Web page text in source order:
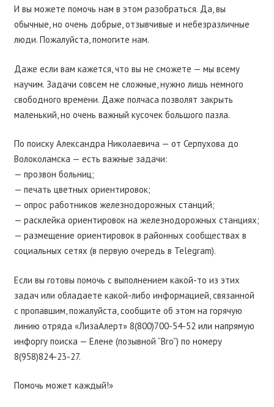
И вы можете помочь нам в этом разобраться. Да, вы
обычные, но очень добрые, отзывчивые и небезразличные
люди. Пожалуйста, помогите нам.
Даже если вам кажется, что вы не сможете — мы всему
научим. Задачи совсем не сложные, нужно лишь немного
свободного времени. Даже полчаса позволят закрыть
маленький, но очень важный кусочек большого пазла.
По поиску Александра Николаевича — от Серпухова до
Волоколамска — есть важные задачи:
— прозвон больниц;
— печать цветных ориентировок;
— опрос работников железнодорожных станций;
— расклейка ориентировок на железнодорожных станциях;
— размещение ориентировок в районных сообществах в
социальных сетях (в первую очередь в Telegram).
Если вы готовы помочь с выполнением какой-то из этих
задач или обладаете какой-либо информацией, связанной
с пропавшим, пожалуйста, сообщите об этом на горячую
линию отряда «ЛизаАлерт» 8(800)700-54-52 или напрямую
инфоргу поиска — Елене (позывной “Bro”) по номеру
8(958)824-23-27.
Помочь может каждый!»